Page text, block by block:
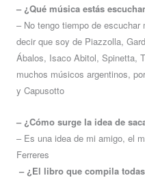
– ¿Qué música estás
– No tengo tiempo de
decir que soy de Piazzolla,
Ábalos, Isaco Abitol, Spinetta,
muchos músicos argentinos,
y Capusotto
– ¿Cómo surge la idea de
– Es una idea de mi amigo, el
Ferreres
– ¿El libro que compila